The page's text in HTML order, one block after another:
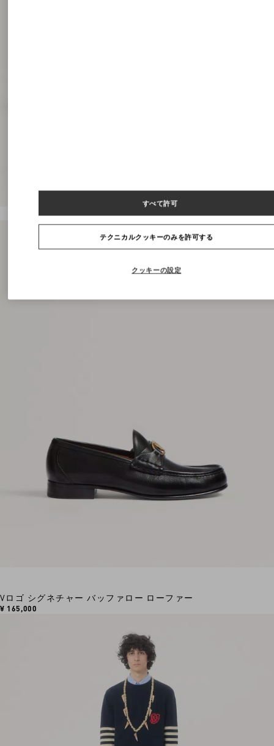
Vロゴ シグネチャー バッファロー ローファー
¥ 165,000
テクニカルクッキーのみを許可する
すべて許可
クッキーの設定